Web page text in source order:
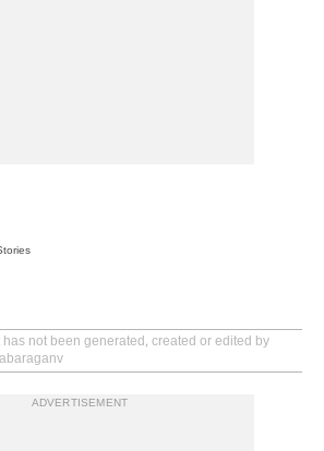
has not been generated, created or edited by
ADVERTISEMENT